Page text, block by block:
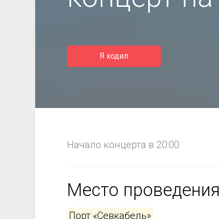
Я ходил
Начало концерта в 20:00
Место
Порт «Севкабель»